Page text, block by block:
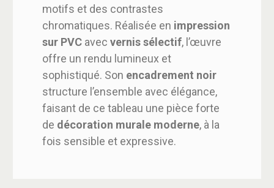
motifs et des contrastes
chromatiques. Réalisée en impression
sur PVC avec vernis sélectif, l’œuvre
offre un rendu lumineux et
sophistiqué. Son encadrement noir
structure l’ensemble avec élégance,
faisant de ce tableau une pièce forte
de décoration murale moderne, à la
fois sensible et expressive.